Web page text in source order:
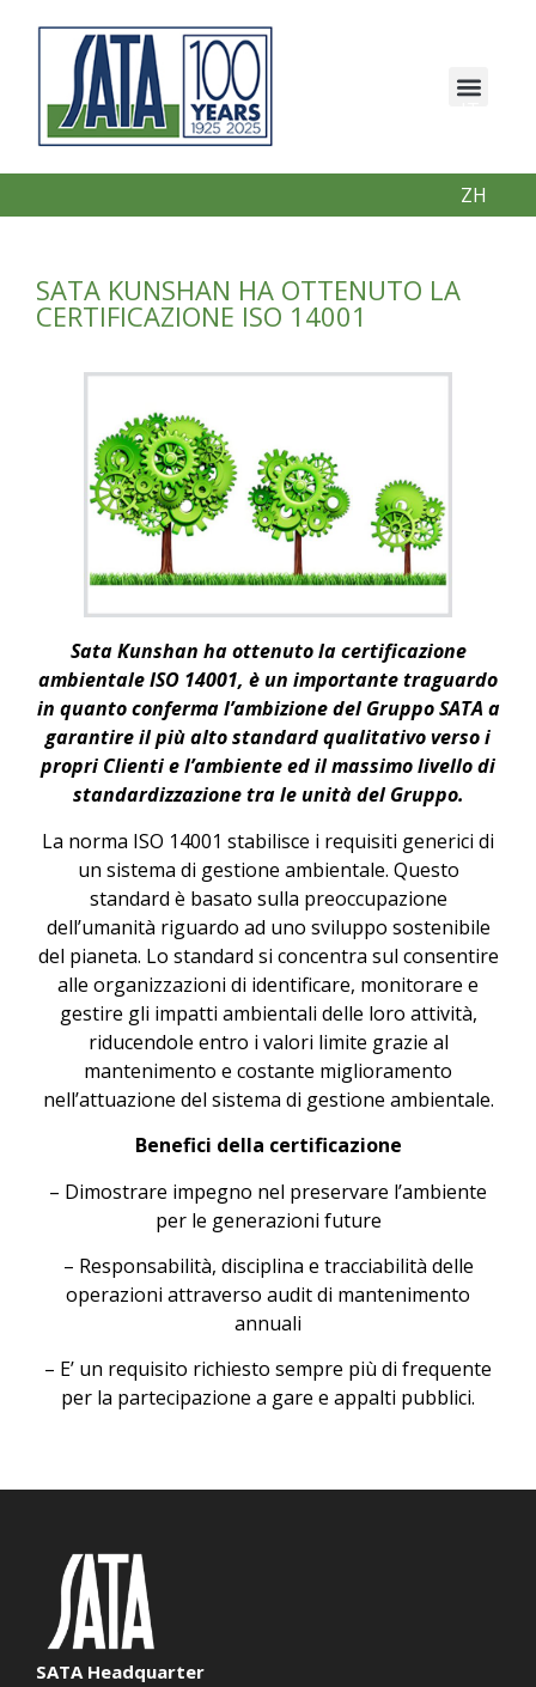
ZH
SATA KUNSHAN HA OTTENUTO LA
CERTIFICAZIONE ISO 14001
Sata Kunshan ha ottenuto la certificazione
ambientale ISO 14001, è un importante traguardo
in quanto conferma l’ambizione del Gruppo SATA a
garantire il più alto standard qualitativo verso i
propri Clienti e l’ambiente ed il massimo livello di
standardizzazione tra le unità del Gruppo.
La norma ISO 14001 stabilisce i requisiti generici di
un sistema di gestione ambientale. Questo
standard è basato sulla preoccupazione
dell’umanità riguardo ad uno sviluppo sostenibile
del pianeta. Lo standard si concentra sul consentire
alle organizzazioni di identificare, monitorare e
gestire gli impatti ambientali delle loro attività,
riducendole entro i valori limite grazie al
mantenimento e costante miglioramento
nell’attuazione del sistema di gestione ambientale.
Benefici della certificazione
– Dimostrare impegno nel preservare l’ambiente
per le generazioni future
– Responsabilità, disciplina e tracciabilità delle
operazioni attraverso audit di mantenimento
annuali
– E’ un requisito richiesto sempre più di frequente
per la partecipazione a gare e appalti pubblici.
SATA Headquarter